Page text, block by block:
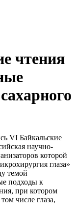
чтения
VI Байкальские
научно-
которой
глаза»
темой
подходы к
при котором
числе глаза,